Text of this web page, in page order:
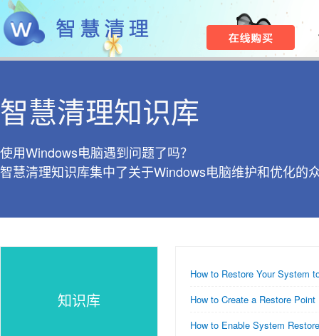
智慧清理知识库
使用Windows电脑遇到问题了吗？
智慧清理知识库集中了关于Windows电脑维护和优化的
知识库
How to Restore Your System
How to Create a Restore Point
How to Enable System Restore